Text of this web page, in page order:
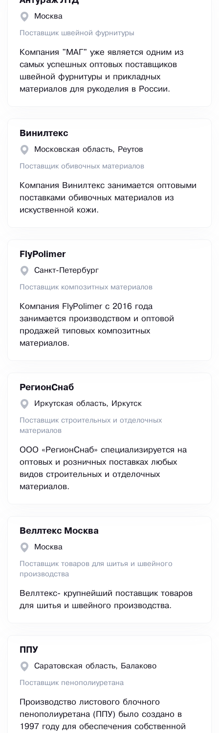
Москва
Поставщик швейной фурнитуры
Компания "МАГ" уже является одним из
самых успешных оптовых поставщиков
швейной фурнитуры и прикладных
материалов для рукоделия в России.
Винилтекс
Московская область, Реутов
Поставщик обивочных материалов
Компания Винилтекс занимается оптовыми
поставками обивочных материалов из
искуственной кожи.
FlyPolimer
Санкт-Петербург
Поставщик композитных материалов
Компания FlyPolimer с 2016 года
занимается производством и оптовой
продажей типовых композитных
материалов.
РегионСнаб
Иркутская область, Иркутск
Поставщик строительных и отделочных
материалов
ООО «РегионСнаб» специализируется на
оптовых и розничных поставках любых
видов строительных и отделочных
материалов.
Веллтекс Москва
Москва
Поставщик товаров для шитья и швейного
производства
Веллтекс- крупнейший поставщик товаров
для шитья и швейного производства.
ППУ
Саратовская область, Балаково
Поставщик пенополиуретана
Производство листового блочного
пенополиуретана (ППУ) было создано в
1997 году для обеспечения собственной